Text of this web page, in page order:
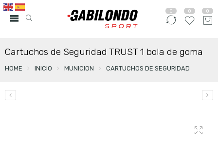
0 0 0
Cartuchos de Seguridad TRUST 1 bola de goma
HOME INICIO MUNICION CARTUCHOS DE SEGURIDAD